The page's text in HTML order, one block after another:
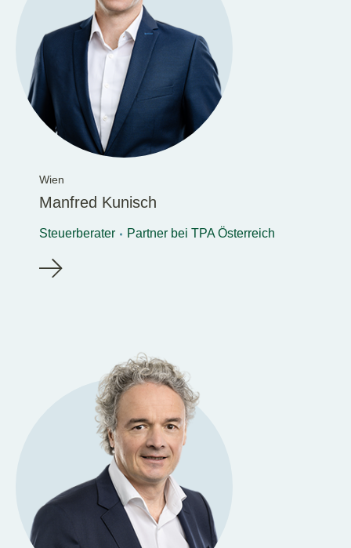
Wien
Manfred Kunisch
Steuerberater Partner bei TPA Österreich